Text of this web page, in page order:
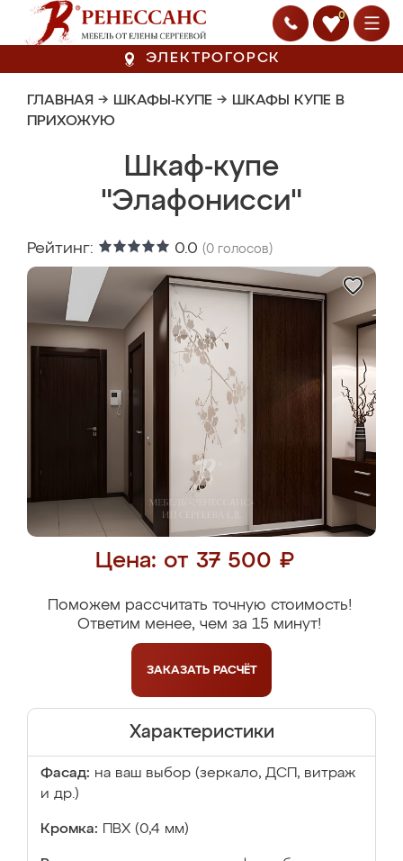
0
ЭЛЕКТРОГОРСК
ГЛАВНАЯ → ШКАФЫ-КУПЕ → ШКАФЫ КУПЕ В
ПРИХОЖУЮ
Шкаф-купе
"Элафонисси"
Рейтинг: 0.0 (0 голосов)
Цена: от 37 500 ₽
Поможем рассчитать точную стоимость!
Ответим менее, чем за 15 минут!
ЗАКАЗАТЬ РАСЧЁТ
Характеристики
Фасад: на ваш выбор (зеркало, ДСП, витраж
и др.)
Кромка: ПВХ (0,4 мм)